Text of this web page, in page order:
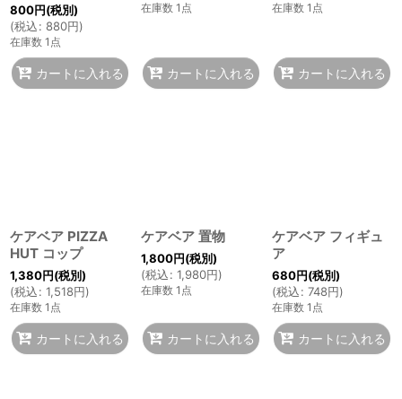
800円(税別)
(税込: 880円)
在庫数 1点
カートに入れる
在庫数 1点
カートに入れる
在庫数 1点
カートに入れる
ケアベア PIZZA
HUT コップ
1,380円(税別)
(税込: 1,518円)
在庫数 1点
カートに入れる
ケアベア 置物
1,800円(税別)
(税込: 1,980円)
在庫数 1点
カートに入れる
ケアベア フィギュ
ア
680円(税別)
(税込: 748円)
在庫数 1点
カートに入れる